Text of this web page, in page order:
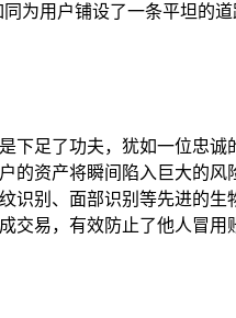
为用户铺设了一条平坦的
足了功夫，犹如一位忠
资产将瞬间陷入巨大的
别、面部识别等先进的
易，有效防止了他人冒用